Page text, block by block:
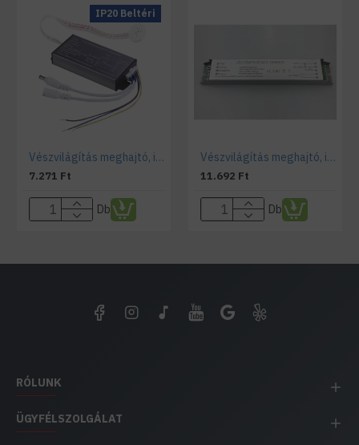
IP20 Beltéri
Vészvilágítás meghajtó, inverter LED panelekhez teszt gombbal, jelző lámpával (3-40 Watt)
7.271 Ft
Db
Vészvilágítás meghajtó, inverter LED fénycsövekhez és LED panelekhez (5-20 Watt)
11.692 Ft
Db
RÓLUNK
ÜGYFÉLSZOLGÁLAT